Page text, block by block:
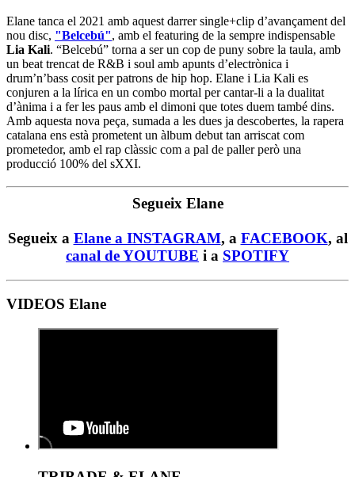
Elane tanca el 2021 amb aquest darrer single+clip d’avançament del
nou disc, "Belcebú", amb el featuring de la sempre indispensable
Lia Kali. “Belcebú” torna a ser un cop de puny sobre la taula, amb
un beat trencat de R&B i soul amb apunts d’electrònica i
drum’n’bass cosit per patrons de hip hop. Elane i Lia Kali es
conjuren a la lírica en un combo mortal per cantar-li a la dualitat
d’ànima i a fer les paus amb el dimoni que totes duem també dins.
Amb aquesta nova peça, sumada a les dues ja descobertes, la rapera
catalana ens està prometent un àlbum debut tan arriscat com
prometedor, amb el rap clàssic com a pal de paller però una
producció 100% del sXXI.
Segueix Elane
Segueix a Elane a INSTAGRAM, a FACEBOOK, al
canal de YOUTUBE i a SPOTIFY
VIDEOS Elane